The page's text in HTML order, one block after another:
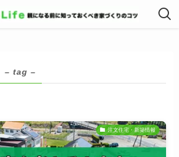
– tag –
注文住宅・新築情報